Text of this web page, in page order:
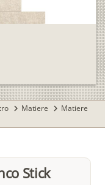
chevron_right Matiere chevron_right Matiere
Stick